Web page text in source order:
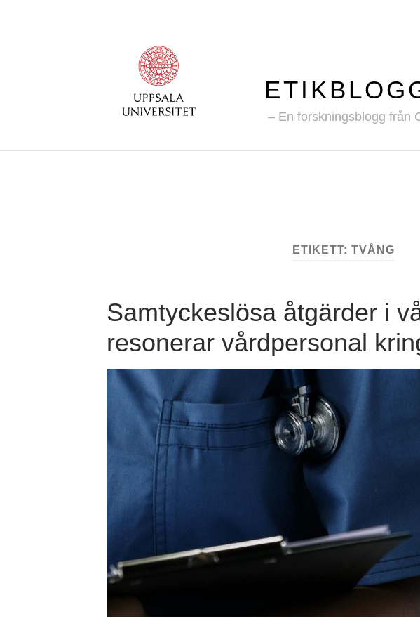
En forskningsblogg från
ETIKETT: TVÅNG
Samtyckeslösa åtgärder i
resonerar vårdpersonal